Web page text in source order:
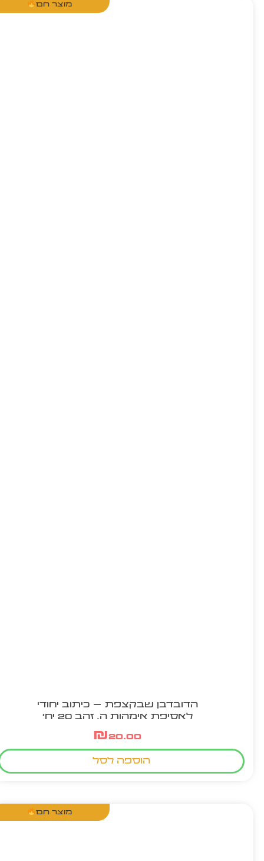
מוצר חם
הדובדבן שבקצפת – כיתוב יחודי
לאסיפת אימהות ה. זהב 20 יח'
₪20.00
הוספה לסל
מוצר חם